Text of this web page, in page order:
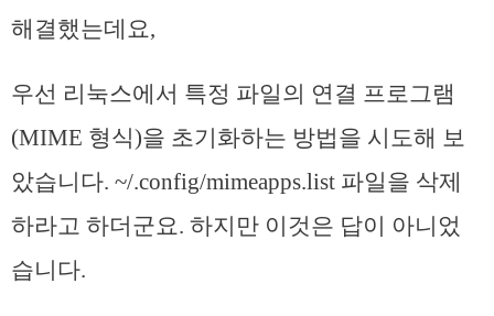
해결했는데요,
우선 리눅스에서 특정 파일의 연결 프로그램
(MIME 형식)을 초기화하는 방법을 시도해 보
았습니다. ~/.config/mimeapps.list 파일을 삭제
하라고 하더군요. 하지만 이것은 답이 아니었
습니다.